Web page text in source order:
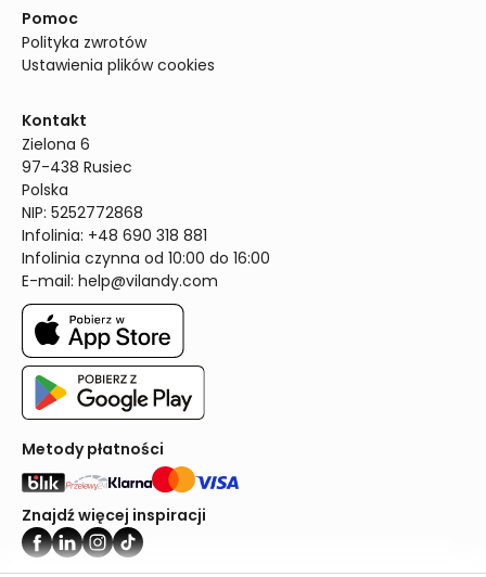
Pomoc
Polityka zwrotów
Ustawienia plików cookies
Kontakt
Zielona 6
97-438 Rusiec
Polska
NIP: 5252772868
Infolinia: +48 690 318 881
Infolinia czynna od 10:00 do 16:00
E-mail: help@vilandy.com
Metody płatności
Znajdź więcej inspiracji